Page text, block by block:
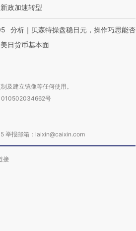
政加速转型
分析｜贝森特操盘稳日元，操作巧思能否
日货币基本面
及建立镜像等任何使用。
号
举报邮箱：laixin@caixin.com
接